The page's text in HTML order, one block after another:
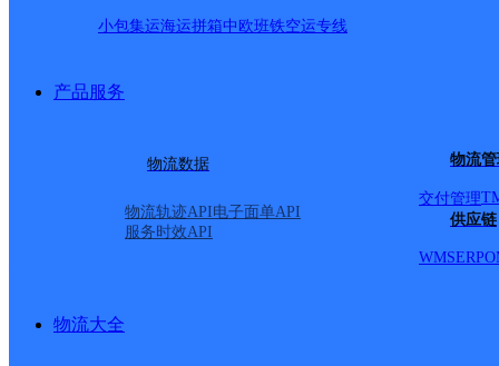
小包集运海运拼箱中欧班铁空运专线
产品服务
物流数据
物流轨迹API电子面单API
服务时效API
物流
交付管理
供应链
WMSERP
物流大全
顺丰速运 更多号码
道广福桥正街28号（4-1-
派送范围:全境
成都天府分部
百世快递